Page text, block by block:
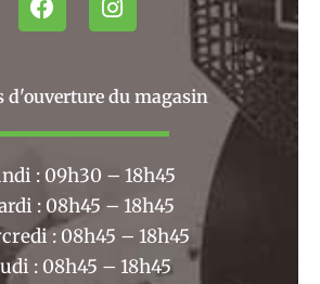
a
b
o
k
n
a
r
m
d'ouverture du magasin
: 09h30 – 18h45
: 08h45 – 18h45
: 08h45 – 18h45
: 08h45 – 18h45